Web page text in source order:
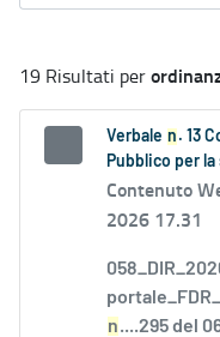
19 Risultati per
Verbale n . 13
Pubblico per
Contenuto
2026 17.31
n....295 del